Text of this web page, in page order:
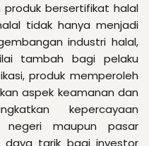
produk bersertifikat halal
tidak hanya menjadi
industri halal,
tambah bagi pelaku
produk memperoleh
aspek keamanan dan
kepercayaan
maupun pasar
daya tarik bagi investor